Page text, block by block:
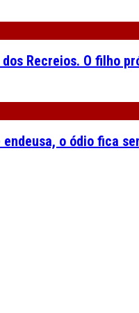
Recreios. O filho
endeusa, o ódio fica